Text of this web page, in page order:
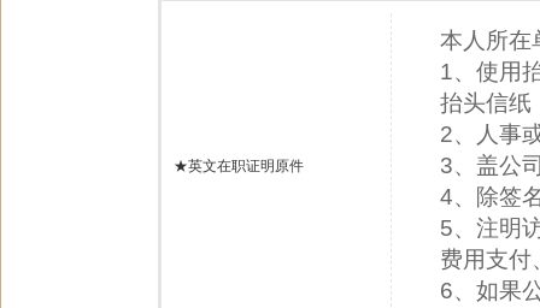
★英文在职证明原件
本人所在
1、使用
抬头信纸
2、人事
3、盖公
4、除签
5、注明
费用支付
6、如果